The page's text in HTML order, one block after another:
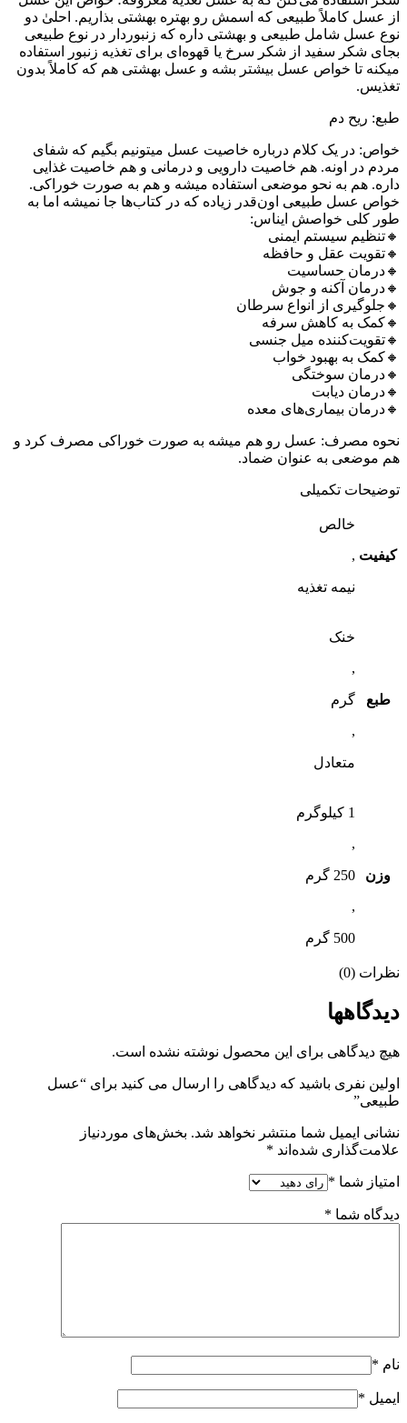
از عسل کاملاً طبیعی که اسمش رو بهتره بهشتی بذاریم. احلیٰ دو
نوع عسل شامل طبیعی و بهشتی داره که زنبوردار در نوع طبیعی
بجای شکر سفید از شکر سرخ یا قهوه‌ای برای تغذیه زنبور استفاده
میکنه تا خواص عسل بیشتر بشه و عسل بهشتی هم که کاملاً بدون
تغذیس.
طبع: ریح دم
خواص: در یک کلام درباره خاصیت عسل میتونیم بگیم که شفای
مردم در اونه. هم خاصیت دارویی و درمانی و هم خاصیت غذایی
داره. هم به نحو موضعی استفاده میشه و هم به صورت خوراکی.
خواص عسل طبیعی اون‌قدر زیاده که در کتاب‌ها جا نمیشه اما به
طور کلی خواصش ایناس:
🔸تنظیم سیستم ایمنی
🔸تقویت عقل و حافظه
🔸درمان حساسیت
🔸درمان آکنه و جوش
🔸جلوگیری از انواع سرطان‌
🔸کمک به کاهش سرفه
🔸تقویت‌کننده میل جنسی
🔸کمک به بهبود خواب
🔸درمان سوختگی
🔸درمان دیابت
🔸درمان بیماری‌های معده
نحوه مصرف: عسل رو هم میشه به صورت خوراکی مصرف کرد و
هم موضعی به عنوان ضماد.
توضیحات تکمیلی
کیفیت
خالص
,
نیمه تغذیه
طبع
خنک
,
گرم
,
متعادل
وزن
1 کیلوگرم
,
250 گرم
,
500 گرم
نظرات (0)
دیدگاهها
هیچ دیدگاهی برای این محصول نوشته نشده است.
اولین نفری باشید که دیدگاهی را ارسال می کنید برای “عسل
طبیعی”
نشانی ایمیل شما منتشر نخواهد شد. بخش‌های موردنیاز
علامت‌گذاری شده‌اند *
امتیاز شما *
دیدگاه شما *
نام *
ایمیل *